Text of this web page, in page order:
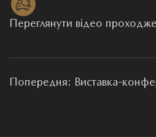
Переглянути відео
Попередня: Виставка-